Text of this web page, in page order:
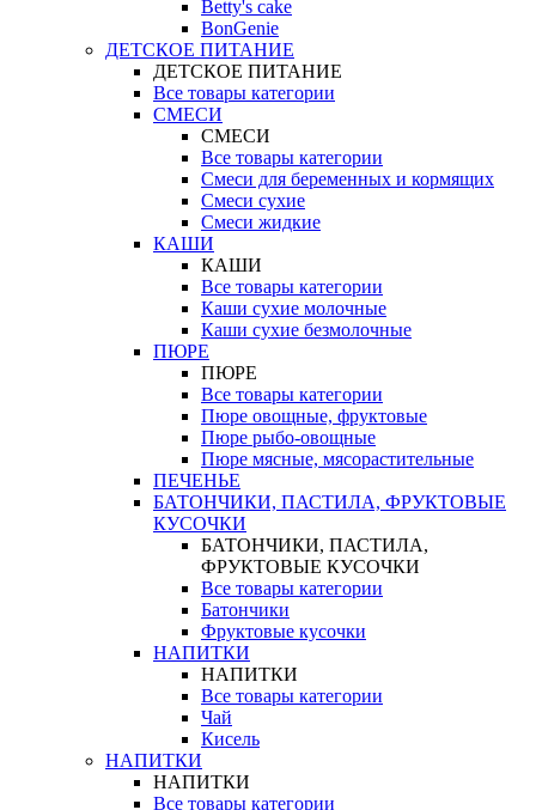
Betty's cake
BonGenie
ДЕТСКОЕ ПИТАНИЕ
ДЕТСКОЕ ПИТАНИЕ
Все товары категории
СМЕСИ
СМЕСИ
Все товары категории
Смеси для беременных и кормящих
Смеси сухие
Смеси жидкие
КАШИ
КАШИ
Все товары категории
Каши сухие молочные
Каши сухие безмолочные
ПЮРЕ
ПЮРЕ
Все товары категории
Пюре овощные, фруктовые
Пюре рыбо-овощные
Пюре мясные, мясорастительные
ПЕЧЕНЬЕ
БАТОНЧИКИ, ПАСТИЛА, ФРУКТОВЫЕ
КУСОЧКИ
БАТОНЧИКИ, ПАСТИЛА,
ФРУКТОВЫЕ КУСОЧКИ
Все товары категории
Батончики
Фруктовые кусочки
НАПИТКИ
НАПИТКИ
Все товары категории
Чай
Кисель
НАПИТКИ
НАПИТКИ
Все товары категории